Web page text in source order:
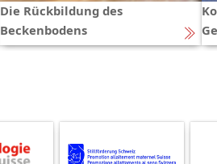
Die Rückbildung des
Beckenbodens